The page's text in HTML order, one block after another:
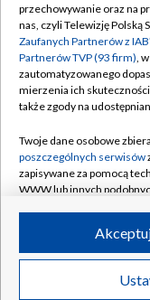
Abonament TVP
Emisja w TVP
Centrum
Naziemna
Rada Programowa
System NOS
Informacje o
Program dla prasy
©2026
przechowywanie oraz na
nas, czyli Telewizję Polską
Zaufanych Partnerów z
Partnerów TVP (93 firm),
zautomatyzowanego
mierzenia ich
także zgody na
Twoje dane osobowe
poszczególnych serwisów
zapisywane za pomocą
WWW lub innych
ruchu w Internecie.
Twoje dane osobowe
poszczególnych serwisów